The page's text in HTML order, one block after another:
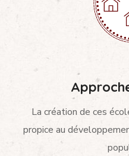
La création de ces
propice au